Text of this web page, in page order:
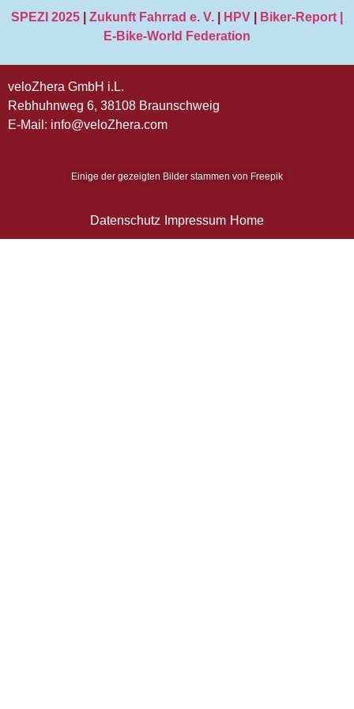
SPEZI 2025 Zukunft Fahrrad e. V. HPV
Biker-Report |
E-Bike-World Federation
veloZhera GmbH i.L.
Rebhuhnweg 6, 38108 Braunschweig
E-Mail: info@veloZhera.com
Einige der gezeigten Bilder stammen von Freepik
Datenschutz Impressum Home